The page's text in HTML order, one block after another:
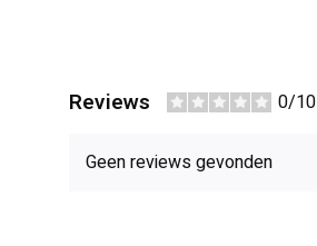
Reviews 0/10
Geen reviews gevonden